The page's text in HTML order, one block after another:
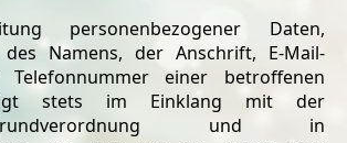
personenbezogener Daten,
des Namens, der Anschrift, E-Mail-
einer betroffenen
stets im Einklang mit der
Grundverordnung und in